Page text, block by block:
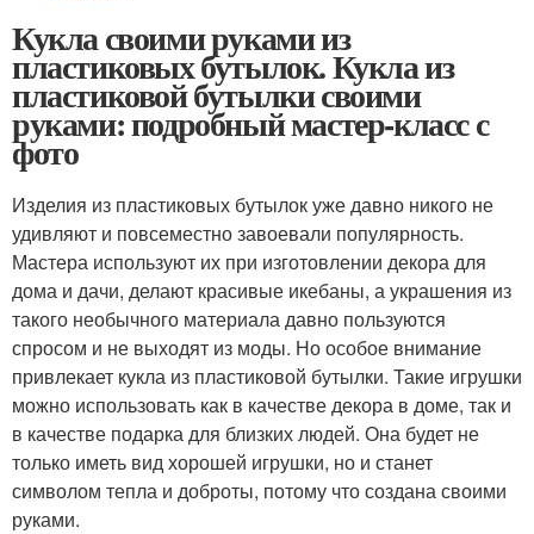
Кукла своими руками из
пластиковых бутылок. Кукла из
пластиковой бутылки своими
руками: подробный мастер-класс с
фото
Изделия из пластиковых бутылок уже давно никого не
удивляют и повсеместно завоевали популярность.
Мастера используют их при изготовлении декора для
дома и дачи, делают красивые икебаны, а украшения из
такого необычного материала давно пользуются
спросом и не выходят из моды. Но особое внимание
привлекает кукла из пластиковой бутылки. Такие игрушки
можно использовать как в качестве декора в доме, так и
в качестве подарка для близких людей. Она будет не
только иметь вид хорошей игрушки, но и станет
символом тепла и доброты, потому что создана своими
руками.